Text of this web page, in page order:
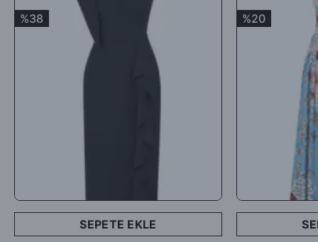
Satın aldığınız ürünler için Hediye Çeki, Değişim ya da ücret
iadesi talep edebilirsiniz.
%38
SEPETE EKLE
%20